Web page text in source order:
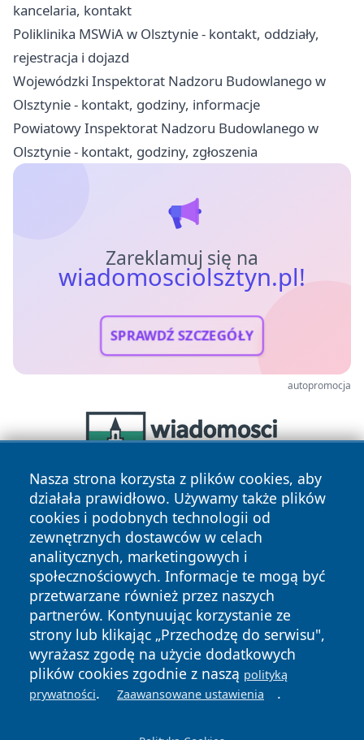
kancelaria, kontakt
Poliklinika MSWiA w Olsztynie - kontakt, oddziały,
rejestracja i dojazd
Wojewódzki Inspektorat Nadzoru Budowlanego w
Olsztynie - kontakt, godziny, informacje
Powiatowy Inspektorat Nadzoru Budowlanego w
Olsztynie - kontakt, godziny, zgłoszenia
Zareklamuj się na
wiadomosciolsztyn.pl!
SPRAWDŹ SZCZEGÓŁY
autopromocja
Nasza strona korzysta z plików cookies, aby
działała prawidłowo. Używamy także plików
cookies i podobnych technologii od
zewnętrznych dostawców w celach
analitycznych, marketingowych i
społecznościowych. Informacje te mogą być
przetwarzane również przez naszych
partnerów. Kontynuując korzystanie ze
strony lub klikając „Przechodzę do serwisu",
wyrażasz zgodę na użycie dodatkowych
plików cookies zgodnie z naszą polityką
prywatności. Zaawansowane ustawienia .
Copyright © 2026 wiadomosciolsztyn.pl Wszystkie prawa
zastrzeżone.
News Autorzy
Polityka
Prywatności
Polityka
Cookies